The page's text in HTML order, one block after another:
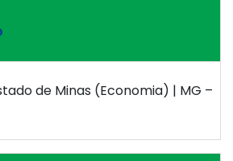
de Minas (Economia) | MG –